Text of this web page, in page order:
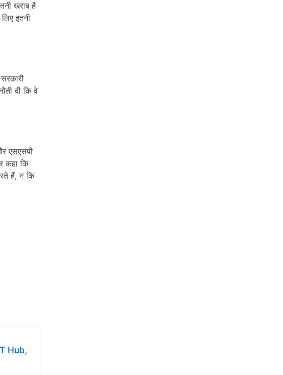
खराब है
इतनी
दी कि वे
एसएसपी
कहा कि
हैं, न कि
Hub,